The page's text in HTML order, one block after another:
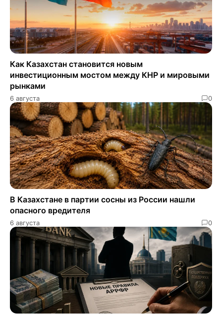
Как Казахстан становится новым
инвестиционным мостом между КНР и мировыми
рынками
6 августа 0
В Казахстане в партии сосны из России нашли
опасного вредителя
6 августа 0